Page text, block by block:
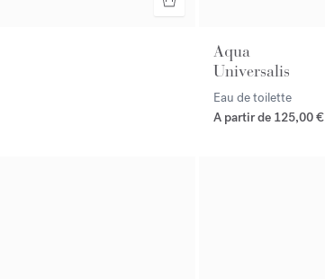
Aqua
Universalis
Eau de toilette
A partir de 125,00 €